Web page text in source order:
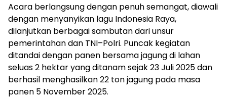
Acara berlangsung dengan penuh semangat, diawali
dengan menyanyikan lagu Indonesia Raya,
dilanjutkan berbagai sambutan dari unsur
pemerintahan dan TNI–Polri. Puncak kegiatan
ditandai dengan panen bersama jagung di lahan
seluas 2 hektar yang ditanam sejak 23 Juli 2025 dan
berhasil menghasilkan 22 ton jagung pada masa
panen 5 November 2025.